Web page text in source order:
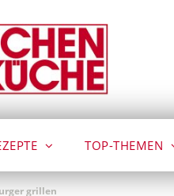
TOP-THEMEN
grillen